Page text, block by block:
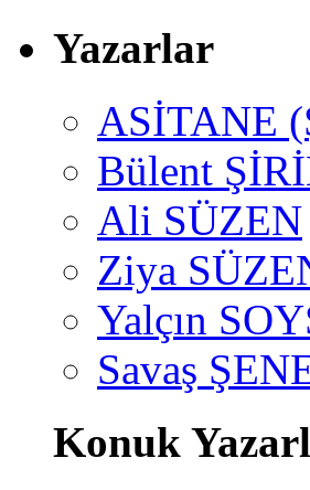
Yazarlar
ASİTANE
Bülent
Ali SÜZEN
Ziya
Yalçın
Savaş
Konuk